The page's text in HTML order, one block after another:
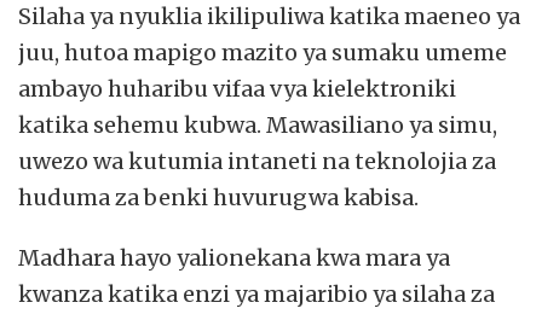
Silaha ya nyuklia ikilipuliwa katika maeneo ya
juu, hutoa mapigo mazito ya sumaku umeme
ambayo huharibu vifaa vya kielektroniki
katika sehemu kubwa. Mawasiliano ya simu,
uwezo wa kutumia intaneti na teknolojia za
huduma za benki huvurugwa kabisa.
Madhara hayo yalionekana kwa mara ya
kwanza katika enzi ya majaribio ya silaha za